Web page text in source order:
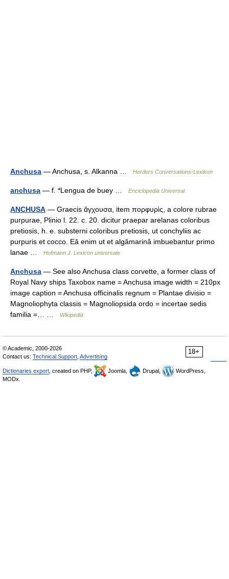
Anchusa — Anchusa, s. Alkanna … Herders Conversations-Lexikon
anchusa — f. *Lengua de buey … Enciclopedia Universal
ANCHUSA — Graecis ἄγχουσα, item πορφυρὶς, a colore rubrae
purpurae, Plinio l. 22. c. 20. dicitur praepar arelanas coloribus
pretiosis, h. e. substerni coloribus pretiosis, ut conchyliis ac
purpuris et cocco. Eâ enim ut et algâmarinâ imbuebantur primo
lanae …
Hofmann J. Lexicon universale
Anchusa — See also Anchusa class corvette, a former class of
Royal Navy ships Taxobox name = Anchusa image width = 210px
image caption = Anchusa officinalis regnum = Plantae divisio =
Magnoliophyta classis = Magnoliopsida ordo = incertae sedis
familia =… …
Wikipedia
18+
© Academic, 2000-2026
Contact us: Technical Support Advertising
Dictionaries export , created on PHP, Joomla, Drupal,
WordPress,
MODx.